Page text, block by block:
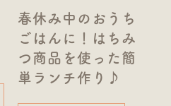
春休み中のおうち
ごはんに！はちみ
つ商品を使った簡
単ランチ作り♪